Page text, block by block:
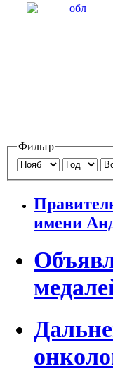
Фильтр
имени